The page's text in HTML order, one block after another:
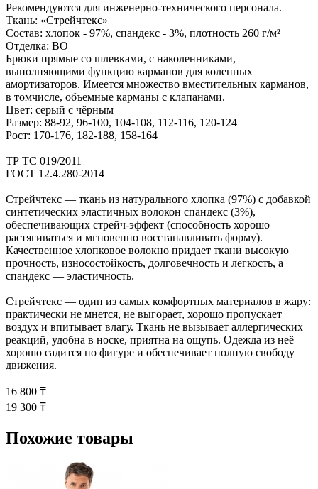
Рекомендуются для инженерно-технического персонала.
Ткань: «Стрейчтекс»
Состав: хлопок - 97%, спандекс - 3%, плотность 260 г/м²
Отделка: ВО
Брюки прямые со шлевками, с наколенниками,
выполняющими функцию карманов для коленных
амортизаторов. Имеется множество вместительных карманов,
в томчисле, объемные карманы с клапанами.
Цвет: серый с чёрным
Размер: 88-92, 96-100, 104-108, 112-116, 120-124
Рост: 170-176, 182-188, 158-164
ТР ТС 019/2011
ГОСТ 12.4.280-2014
Стрейчтекс — ткань из натурального хлопка (97%) с добавкой
синтетических эластичных волокон спандекс (3%),
обеспечивающих стрейч-эффект (способность хорошо
растягиваться и мгновенно восстанавливать форму).
Качественное хлопковое волокно придает ткани высокую
прочность, износостойкость, долговечность и легкость, а
спандекс — эластичность.
Стрейчтекс — один из самых комфортных материалов в жару:
практически не мнется, не выгорает, хорошо пропускает
воздух и впитывает влагу. Ткань не вызывает аллергических
реакций, удобна в носке, приятна на ощупь. Одежда из неё
хорошо садится по фигуре и обеспечивает полную свободу
движения.
16 800 ₸
19 300 ₸
Похожие товары